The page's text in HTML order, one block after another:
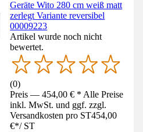
Geräte Wito 280 cm weiß matt
zerlegt Variante reversibel
00009223
Artikel wurde noch nicht
bewertet.
(0)
Preis — 454,00 € * Alle Preise
inkl. MwSt. und ggf. zzgl.
Versandkosten pro ST454,00
€*/ ST